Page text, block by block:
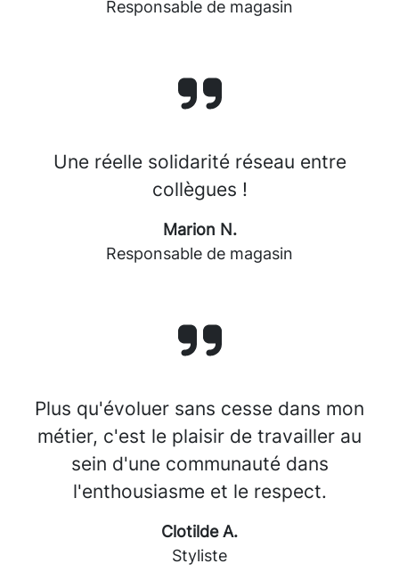
Responsable de magasin
Une réelle solidarité réseau entre
collègues !
Marion N.
Responsable de magasin
Plus qu'évoluer sans cesse dans mon
métier, c'est le plaisir de travailler au
sein d'une communauté dans
l'enthousiasme et le respect.
Clotilde A.
Styliste